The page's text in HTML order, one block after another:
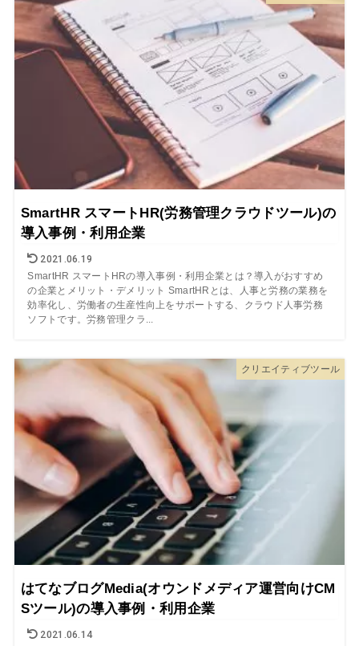
SmartHR スマートHR(労務管理クラウドツール)の
導入事例・利用企業
2021.06.19
SmartHR スマートHRの導入事例・利用企業とは？導入がおすすめ
の企業とメリット・デメリット SmartHRとは、人事と労務の業務を
効率化し、労働者の生産性向上をサポートする、クラウド人事労務
ソフトです。労務管理クラ...
クリエイティブツール
はてなブログMedia(オウンドメディア運営向けCM
Sツール)の導入事例・利用企業
2021.06.14